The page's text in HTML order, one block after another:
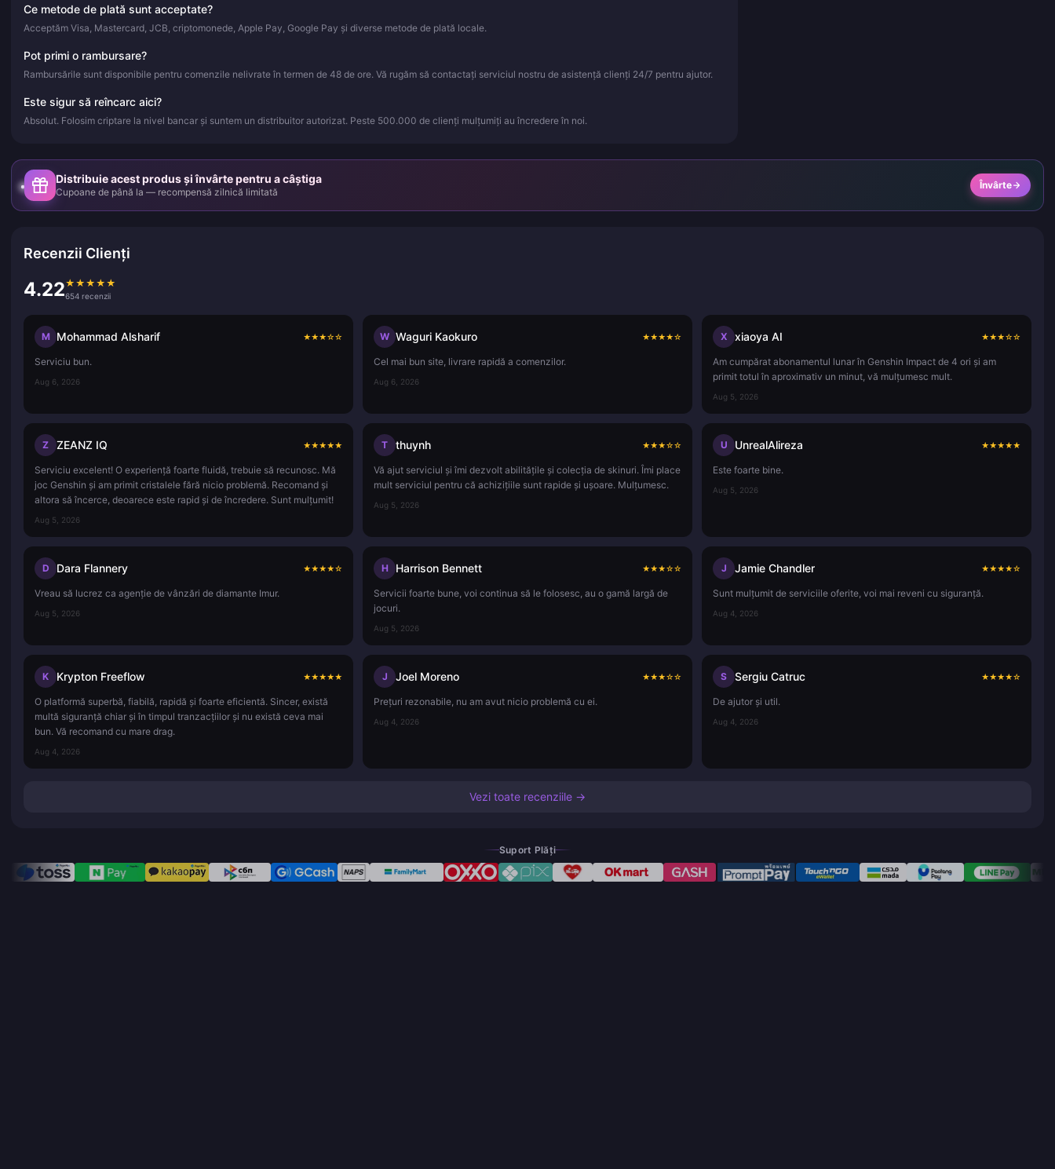
Ce metode de plată sunt acceptate?
Acceptăm Visa, Mastercard, JCB, criptomonede, Apple Pay, Google Pay și diverse metode de plată locale.
Pot primi o rambursare?
Rambursările sunt disponibile pentru comenzile nelivrate în termen de 48 de ore. Vă rugăm să contactați serviciul nostru de asistență clienți 24/7 pentru ajutor.
Este sigur să reîncarc aici?
Absolut. Folosim criptare la nivel bancar și suntem un distribuitor autorizat. Peste 500.000 de clienți mulțumiți au încredere în noi.
Distribuie acest produs și învârte pentru a câștiga
Cupoane de până la — recompensă zilnică limitată
Învârte
Recenzii Clienți
4.22★ ★ ★ ★ ★
654 recenzii
M Mohammad Alsharif ★★★☆☆
Serviciu bun.
Aug 6, 2026
W Waguri Kaokuro ★★★★☆
Cel mai bun site, livrare rapidă a comenzilor.
Aug 6, 2026
X xiaoya AI ★★★☆☆
Am cumpărat abonamentul lunar în Genshin Impact de 4 ori și am
primit totul în aproximativ un minut, vă mulțumesc mult.
Aug 5, 2026
Z ZEANZ IQ ★★★★★
Serviciu excelent! O experiență foarte fluidă, trebuie să recunosc. Mă
joc Genshin și am primit cristalele fără nicio problemă. Recomand și
altora să încerce, deoarece este rapid și de încredere. Sunt mulțumit!
Aug 5, 2026
T thuynh ★★★☆☆
Vă ajut serviciul și îmi dezvolt abilitățile și colecția de skinuri. Îmi place
mult serviciul pentru că achizițiile sunt rapide și ușoare. Mulțumesc.
Aug 5, 2026
U UnrealAlireza ★★★★★
Este foarte bine.
Aug 5, 2026
D Dara Flannery ★★★★☆
Vreau să lucrez ca agenție de vânzări de diamante Imur.
Aug 5, 2026
H Harrison Bennett ★★★☆☆
Servicii foarte bune, voi continua să le folosesc, au o gamă largă de
jocuri.
Aug 5, 2026
J Jamie Chandler ★★★★☆
Sunt mulțumit de serviciile oferite, voi mai reveni cu siguranță.
Aug 4, 2026
K Krypton Freeflow ★★★★★
O platformă superbă, fiabilă, rapidă și foarte eficientă. Sincer, există
multă siguranță chiar și în timpul tranzacțiilor și nu există ceva mai
bun. Vă recomand cu mare drag.
Aug 4, 2026
J Joel Moreno ★★★☆☆
Prețuri rezonabile, nu am avut nicio problemă cu ei.
Aug 4, 2026
S Sergiu Catruc ★★★★☆
De ajutor și util.
Aug 4, 2026
Vezi toate recenziile →
Suport Plăți